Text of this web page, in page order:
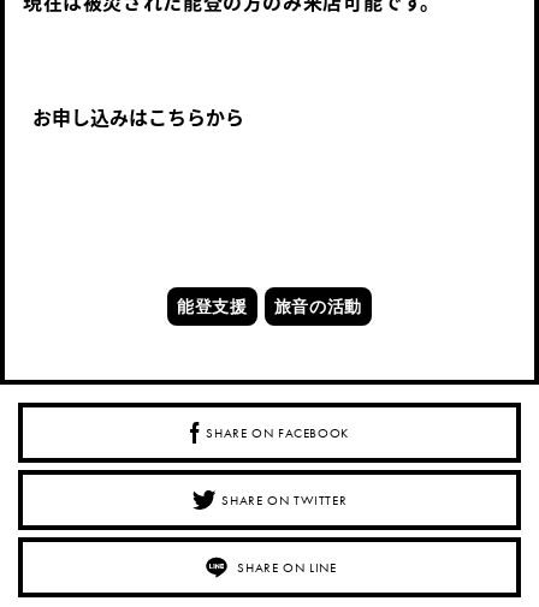
お申し込みはこちらから
能登支援 旅音の活動
SHARE ON FACEBOOK
SHARE ON TWITTER
SHARE ON LINE